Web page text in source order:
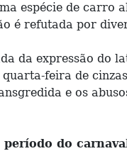
espécie de carro
é refutada por
da expressão do
feira de
e os
do